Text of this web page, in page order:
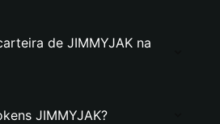
de JIMMYJAK na
JIMMYJAK?